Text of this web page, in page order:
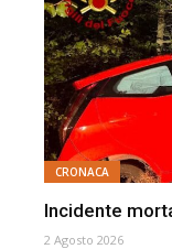
CRONACA
Incidente
2 Agosto 2026